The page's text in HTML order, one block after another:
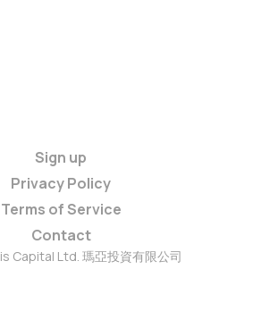
Sign up
Privacy Policy
Terms of Service
Contact
Capital Ltd. 瑪亞投資有限公司